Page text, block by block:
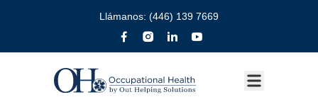
Llámanos: (446) 139 7669